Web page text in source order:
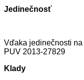
Jedinečnosť
Vďaka jedinečnosti
PUV 2013-27829
Klady